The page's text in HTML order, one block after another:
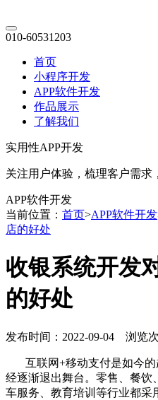
010-60531203
首页
小程序开发
APP软件开发
作品展示
了解我们
实用性APP开发
关注用户体验，梳理客户需求
APP软件开发
当前位置： 首页>APP软件开发
店的好处
收银系统开发
的好处
发布时间：2022-09-04 浏览
互联网+移动支付是如今的
经逐渐退出舞台。零售、餐饮
车服务、教育培训等行业都采